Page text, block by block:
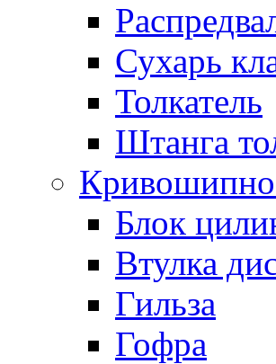
Сухарь
Толкатель
Штанга
Блок
Втулка
Гильза
Гофра